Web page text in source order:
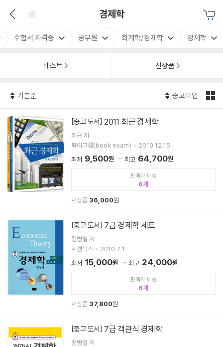
경제학
수험서 자격증 공무원 회계학/경제학 경제학
베스트 신상품
기본순 중고타입
[중고 도서] 2011 최근 경제학
최근 저
북이그잼(book exam)
2010.12.15.
최저 9,500원 최고 64,700원
판매자 배송
6
새상품 36,000원
[중고 도서] 7급 경제학 세트
정병열 저
세경북스
2010.7.1.
최저 15,000원 최고 24,000원
판매자 배송
6
새상품 37,800원
[중고 도서] 7급 객관식 경제학
정병열 저